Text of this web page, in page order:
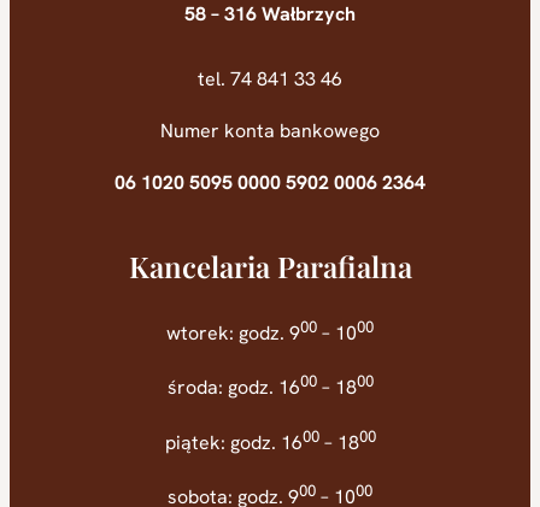
58 – 316 Wałbrzych
tel. 74 841 33 46
Numer konta bankowego
06 1020 5095 0000 5902 0006 2364
Kancelaria Parafialna
wtorek: godz. 900 – 1000
środa: godz. 1600– 1800
piątek: godz. 1600– 1800
sobota: godz. 900 – 1000